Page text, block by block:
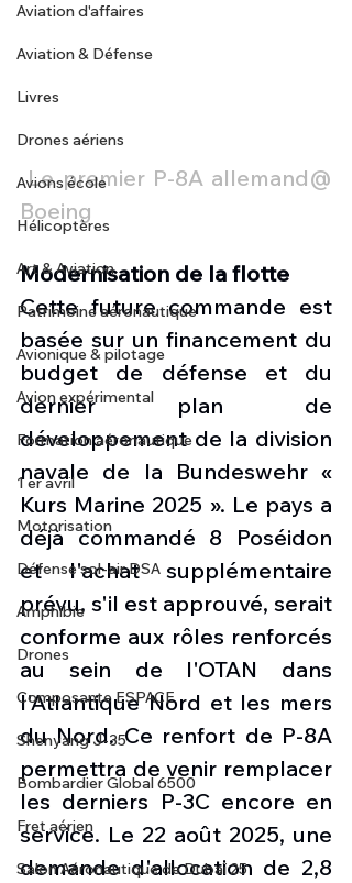
Aviation d'affaires
Aviation & Défense
Livres
Drones aériens
Avions école
Hélicoptères
Art & Aviation
Patrimoine aéronautique
Avionique & pilotage
Avion expérimental
Formation aéronautique
1 er avril
Motorisation
Défense sol-air DSA
Amphibie
Drones
Composante ESPACE
Shenyang J-35
Bombardier Global 6500
Fret aérien
Salon Aéronautique de Dubaï 25
Le premier P-8A allemand@
Boeing
Modernisation de la flotte
Cette future commande est
basée sur un financement du
budget de défense et du
dernier plan de
développement de la division
navale de la Bundeswehr «
Kurs Marine 2025 ». Le pays a
déjà commandé 8 Poséidon
et l'achat supplémentaire
prévu, s'il est approuvé, serait
conforme aux rôles renforcés
au sein de l'OTAN dans
l'Atlantique Nord et les mers
du Nord. Ce renfort de P-8A
permettra de venir remplacer
les derniers P-3C encore en
service. Le 22 août 2025, une
demande d'allocation de 2,8